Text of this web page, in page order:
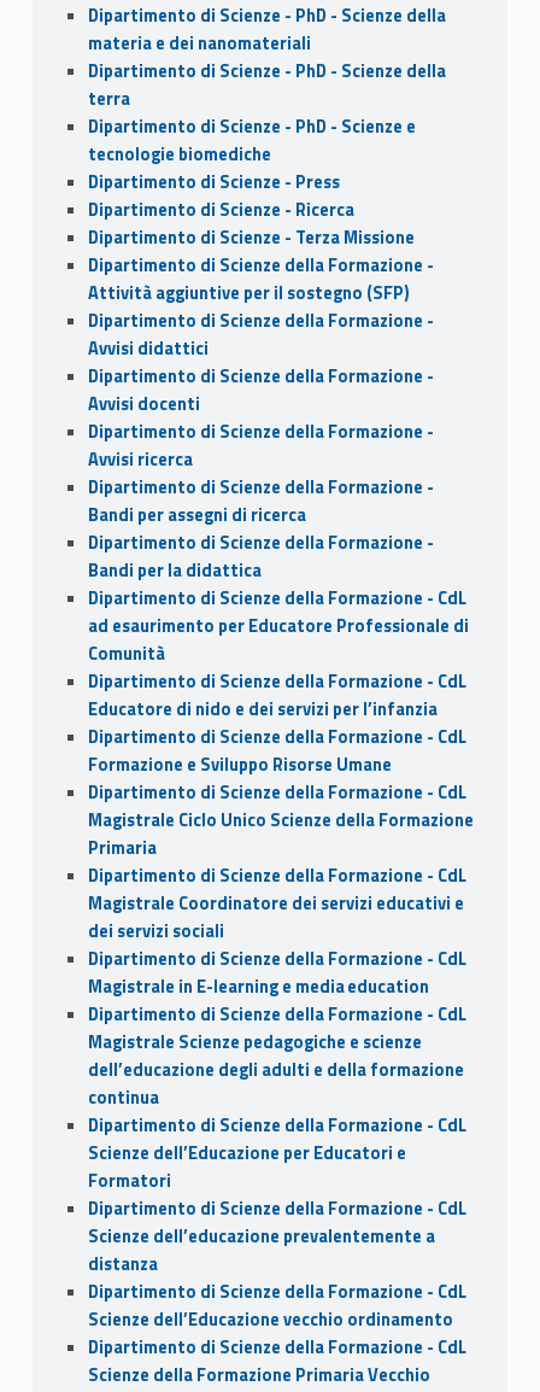
Dipartimento di Scienze - PhD - Scienze della
materia e dei nanomateriali
Dipartimento di Scienze - PhD - Scienze della
terra
Dipartimento di Scienze - PhD - Scienze e
tecnologie biomediche
Dipartimento di Scienze - Press
Dipartimento di Scienze - Ricerca
Dipartimento di Scienze - Terza Missione
Dipartimento di Scienze della Formazione -
Attività aggiuntive per il sostegno (SFP)
Dipartimento di Scienze della Formazione -
Avvisi didattici
Dipartimento di Scienze della Formazione -
Avvisi docenti
Dipartimento di Scienze della Formazione -
Avvisi ricerca
Dipartimento di Scienze della Formazione -
Bandi per assegni di ricerca
Dipartimento di Scienze della Formazione -
Bandi per la didattica
Dipartimento di Scienze della Formazione - CdL
ad esaurimento per Educatore Professionale di
Comunità
Dipartimento di Scienze della Formazione - CdL
Educatore di nido e dei servizi per l’infanzia
Dipartimento di Scienze della Formazione - CdL
Formazione e Sviluppo Risorse Umane
Dipartimento di Scienze della Formazione - CdL
Magistrale Ciclo Unico Scienze della Formazione
Primaria
Dipartimento di Scienze della Formazione - CdL
Magistrale Coordinatore dei servizi educativi e
dei servizi sociali
Dipartimento di Scienze della Formazione - CdL
Magistrale in E-learning e media education
Dipartimento di Scienze della Formazione - CdL
Magistrale Scienze pedagogiche e scienze
dell’educazione degli adulti e della formazione
continua
Dipartimento di Scienze della Formazione - CdL
Scienze dell’Educazione per Educatori e
Formatori
Dipartimento di Scienze della Formazione - CdL
Scienze dell’educazione prevalentemente a
distanza
Dipartimento di Scienze della Formazione - CdL
Scienze dell’Educazione vecchio ordinamento
Dipartimento di Scienze della Formazione - CdL
Scienze della Formazione Primaria Vecchio